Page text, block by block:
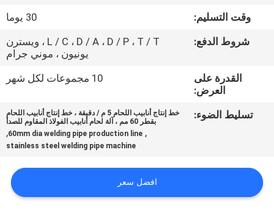
اتصل
أخبار
اطلب
خريطة
الموقع
وقت التسليم:
30 يوما
شروط الدفع:
L / C ، D / A ، D / P ، T / T ، ويسترن
يونيون ، موني جرام
القدرة على
العرض:
10 مجموعات لكل شهر
تسليط الضوء:
خط إنتاج أنابيب اللحام 5 م / دقيقة ، خط إنتاج أنابيب اللحام
بقطر 60 مم ، آلة لحام أنابيب الفولاذ المقاوم للصدأ
,
60mm dia welding pipe production line
,
stainless steel welding pipe machine
افضل سعر